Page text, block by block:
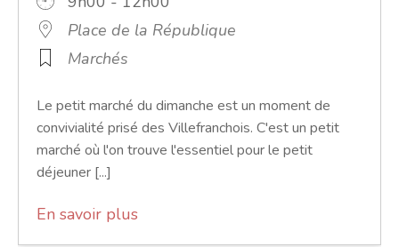
Place de la République
Marchés
Le petit marché du dimanche est un moment de
convivialité prisé des Villefranchois. C'est un petit
marché où l'on trouve l'essentiel pour le petit
déjeuner [...]
En savoir plus